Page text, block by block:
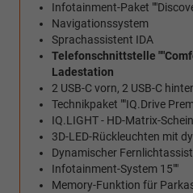
Infotainment-Paket
Navigationssystem
Sprachassistent IDA
Telefonschnittstelle
Ladestation
2 USB-C vorn, 2 USB-C
Technikpaket ""IQ.Drive
IQ.LIGHT - HD-Matrix-
3D-LED-Rückleuchten mit
Dynamischer
Infotainment-System 15""
Memory-Funktion für